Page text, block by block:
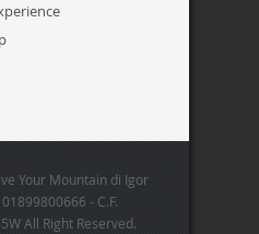
Your Mountain di Igor
- C.F.
All Right Reserved.